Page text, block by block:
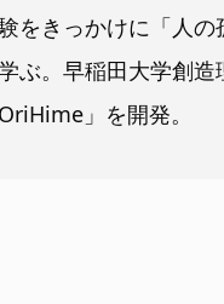
をきっかけに「人
ぶ。早稲田大学創
」を開発。